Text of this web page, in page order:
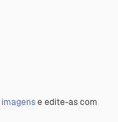
e edite-as com